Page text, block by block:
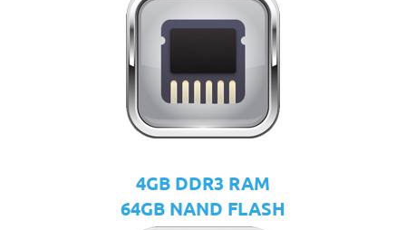
4GB DDR3 RAM
64GB NAND FLASH